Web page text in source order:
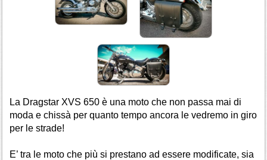
La Dragstar XVS 650 è una moto che non passa mai di
moda e chissà per quanto tempo ancora le vedremo in giro
per le strade!
E’ tra le moto che più si prestano ad essere modificate, sia